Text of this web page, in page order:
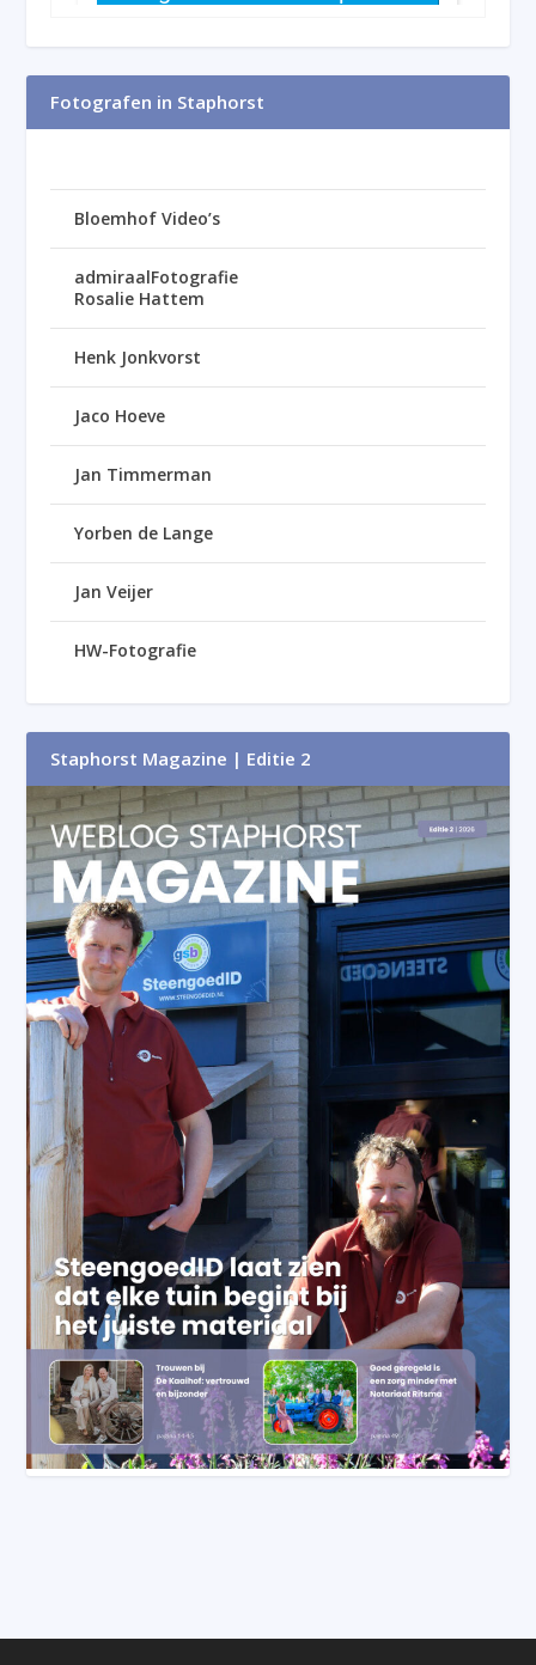
Fotografen in Staphorst
Bloemhof Video’s
admiraalFotografie
Rosalie Hattem
Henk Jonkvorst
Jaco Hoeve
Jan Timmerman
Yorben de Lange
Jan Veijer
HW-Fotografie
Staphorst Magazine | Editie 2